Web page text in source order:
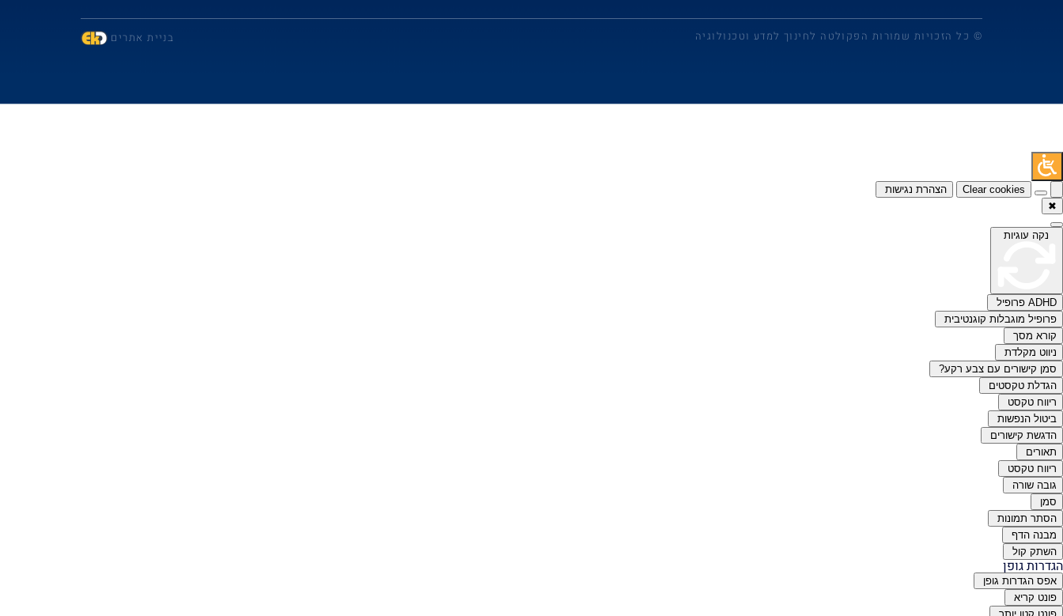
© כל הזכויות שמורות הפקולטה לחינוך למדע וטכנולוגיה בניית אתרים
Clear cookies
הצהרת נגישות
✖
נקה עוגיות
ADHD פרופיל
פרופיל מוגבלות קוגנטיבית
קורא מסך
ניווט מקלדת
סמן קישורים עם צבע רקע?
הגדלת טקסטים
ריווח טקסט
ביטול הנפשות
הדגשת קישורים
תאורים
ריווח טקסט
גובה שורה
סמן
הסתר תמונות
מבנה הדף
השתק קול
הגדרות גופן
אפס הגדרות גופן
פונט קריא